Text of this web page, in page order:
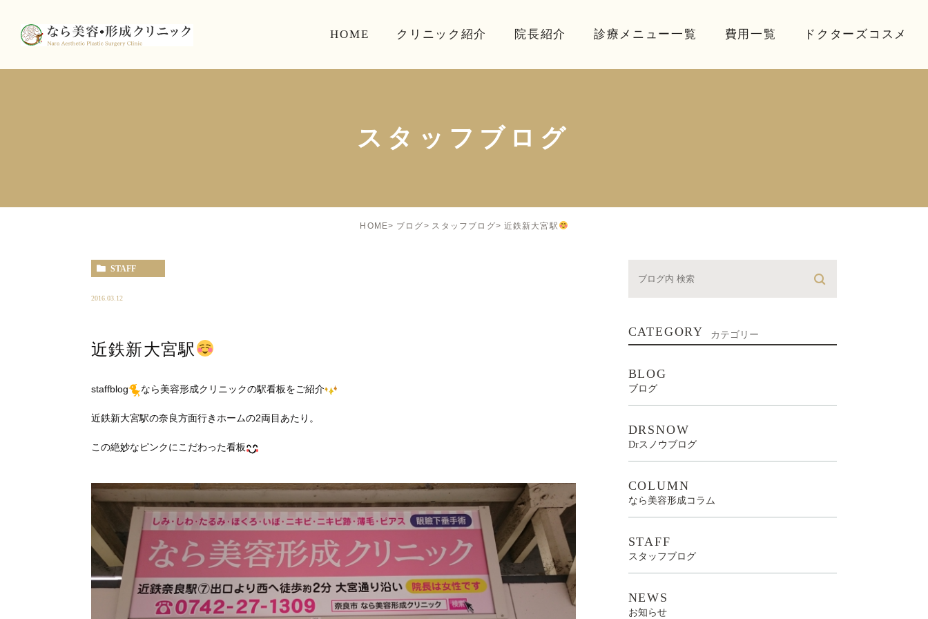
HOME クリニック紹介 院長紹介 診療メニュー一覧 費用一覧 ドクターズコスメ
スタッフブログ
HOME ブログ スタッフブログ 近鉄新大宮駅
STAFF
2016.03.12
近鉄新大宮駅
staffblog なら美容形成クリニックの駅看板をご紹介
近鉄新大宮駅の奈良方面行きホームの2両目あたり。
この絶妙なピンクにこだわった看板
CATEGORY カテゴリー
BLOG
ブログ
DRSNOW
Drスノウブログ
COLUMN
なら美容形成コラム
STAFF
スタッフブログ
NEWS
お知らせ